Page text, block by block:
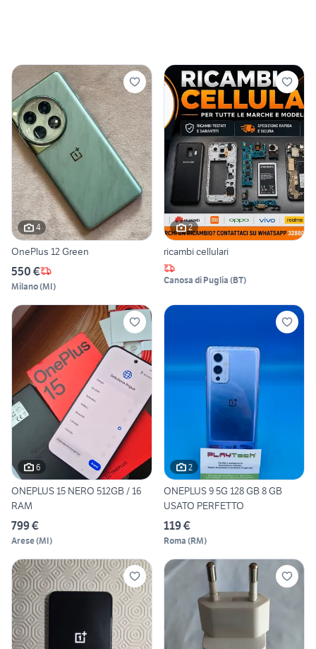
4
OnePlus 12 Green
550 €
Milano(MI)
2
ricambi cellulari
Canosa di Puglia (BT)
6
ONEPLUS 15 NERO 512GB / 16
RAM
799 €
Arese(MI)
2
ONEPLUS 9 5G 128 GB 8 GB
USATO PERFETTO
119 €
Roma (RM)